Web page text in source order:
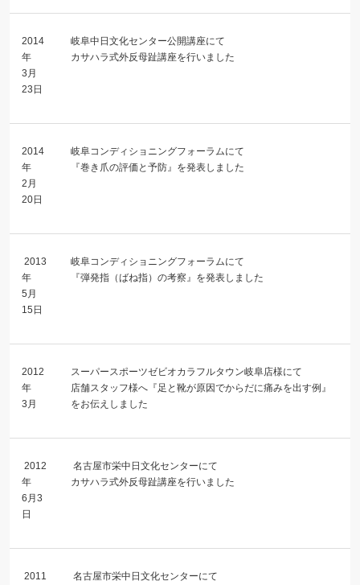
2014
年
3月
23日
岐阜中日文化センター公開講座にて
カサハラ式外反母趾講座を行いました
2014
年
2月
20日
岐阜コンディショニングフォーラムにて
『巻き爪の評価と予防』を発表しました
2013
年
5月
15日
岐阜コンディショニングフォーラムにて
『弾発指（ばね指）の考察』を発表しました
2012
年
3月
スーパースポーツゼビオカラフルタウン岐阜店様にて
店舗スタッフ様へ『足と靴が原因でからだに痛みを出す例』
をお伝えしました
2012
年
6月3
日
名古屋市栄中日文化センターにて
カサハラ式外反母趾講座を行いました
2011
名古屋市栄中日文化センターにて